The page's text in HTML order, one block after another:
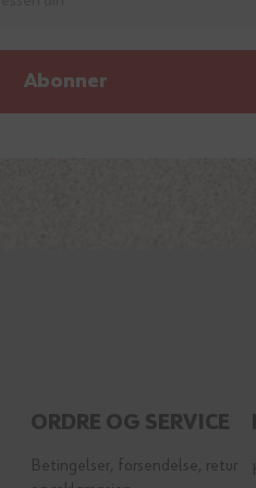
Abonner
ORDRE OG SERVICE
Betingelser, forsendelse, retur